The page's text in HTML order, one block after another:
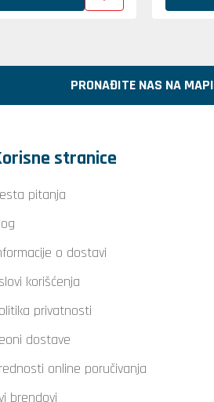
PRONAĐITE NAS NA MAPI
stranice
pitanja
o dostavi
korišćenja
privatnosti
dostave
online poručivanja
brendovi